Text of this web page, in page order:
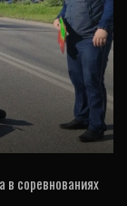
соревнованиях